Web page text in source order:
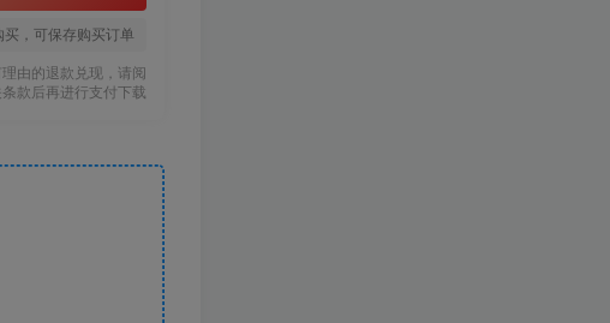
，可保存购买订单
由的退款兑现，请阅
款后再进行支付下载